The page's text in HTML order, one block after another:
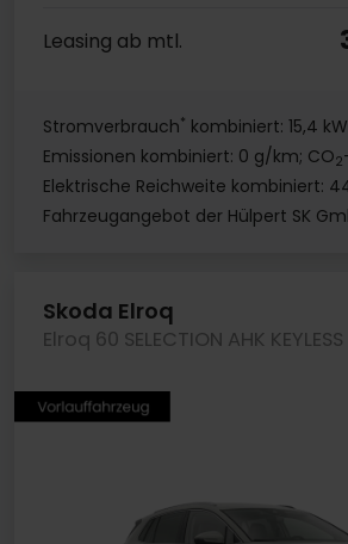
Leasing ab mtl.
Stromverbrauch* kombiniert: 15,4
Emissionen kombiniert: 0 g/km; CO2
Elektrische Reichweite kombiniert:
Fahrzeugangebot der Hülpert SK
Skoda Elroq
Elroq 60 SELECTION AHK KEYLESS